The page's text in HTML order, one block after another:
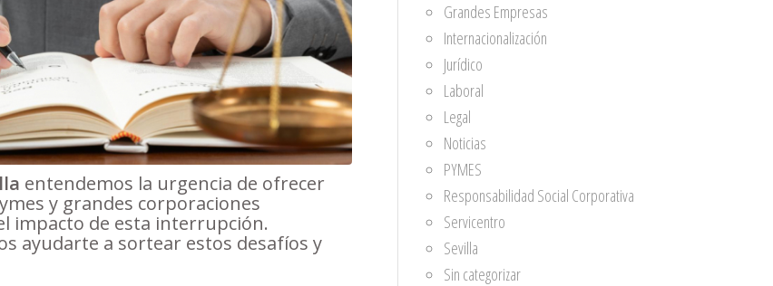
entendemos la urgencia de ofrecer
y grandes corporaciones
impacto de esta interrupción.
ayudarte a sortear estos desafíos y
Grandes Empresas
Internacionalización
Jurídico
Laboral
Legal
Noticias
PYMES
Responsabilidad Social Corporativa
Servicentro
Sevilla
Sin categorizar